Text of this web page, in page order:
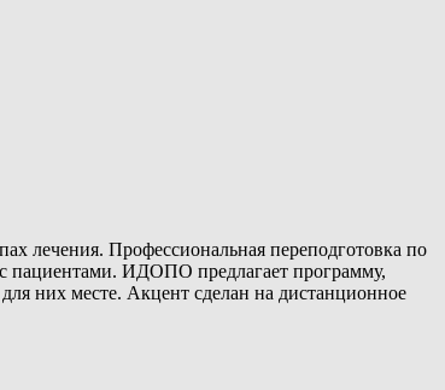
лечения. Профессиональная переподготовка по
пациентами. ИДОПО предлагает программу,
них месте. Акцент сделан на дистанционное